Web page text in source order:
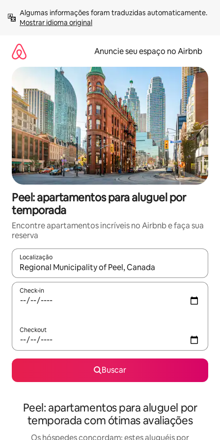
para
Mostrar idioma original
Anuncie seu espaço no Airbnb
Peel: apartamentos para aluguel por
temporada
Encontre apartamentos incríveis no Airbnb e faça sua
reserva
Localização
Quando os resultados estiverem disponíveis, explore-os
Check-in
Checkout
Buscar
Peel: apartamentos para aluguel por
temporada com ótimas avaliações
Os hóspedes concordam: estes aluguéis por